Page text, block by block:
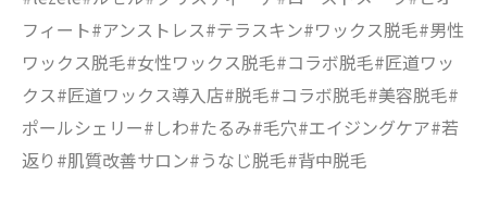
フィート#アンストレス#テラスキン#ワックス脱毛#男性
ワックス脱毛#女性ワックス脱毛#コラボ脱毛#匠道ワッ
クス#匠道ワックス導入店#脱毛#コラボ脱毛#美容脱毛#
ポールシェリー#しわ#たるみ#毛穴#エイジングケア#若
返り#肌質改善サロン#うなじ脱毛#背中脱毛